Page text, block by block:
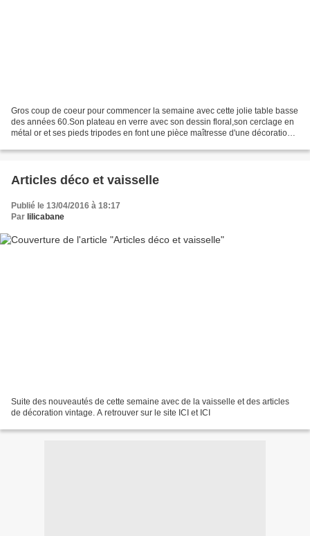
Gros coup de coeur pour commencer la semaine avec cette jolie table basse
des années 60.Son plateau en verre avec son dessin floral,son cerclage en
métal or et ses pieds tripodes en font une pièce maîtresse d'une décoration
Articles déco et vaisselle
Publié le 13/04/2016 à 18:17
Par lilicabane
Suite des nouveautés de cette semaine avec de la vaisselle et des articles
de décoration vintage. A retrouver sur le site ICI et ICI